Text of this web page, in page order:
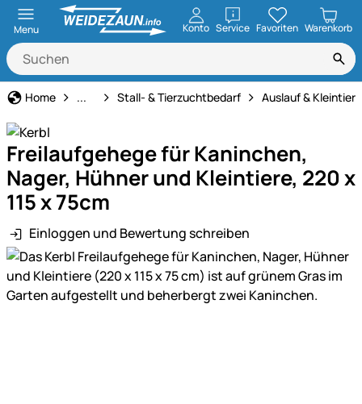
Menu Konto ServiceöffnenFavoriten Warenkorb
Home Haus und Hof
... Stall- & Tierzuchtbedarf Auslauf &
Freilaufgehege für Kaninchen,
Nager, Hühner und Kleintiere, 220 x
115 x 75cm
Einloggen und Bewertung schreiben
Produktgalerie